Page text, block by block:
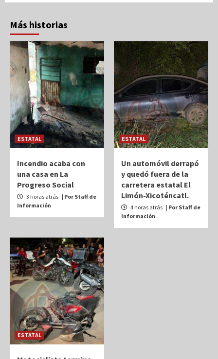
Más historias
ESTATAL
Incendio acaba con
una casa en La
Progreso Social
3 horas atrás | Por Staff de
Información
ESTATAL
Un automóvil derrapó
y quedó fuera de la
carretera estatal El
Limón-Xicoténcatl.
4 horas atrás | Por Staff de
Información
ESTATAL